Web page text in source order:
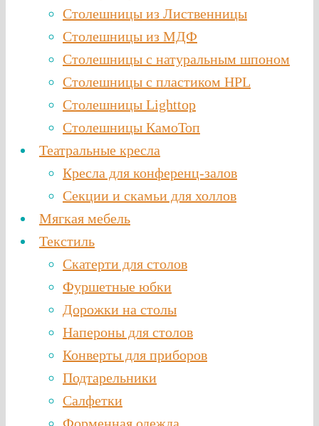
Столешницы из Лиственницы
Столешницы из МДФ
Столешницы с натуральным шпоном
Столешницы c пластиком HPL
Столешницы Lighttop
Столешницы КамоТоп
Театральные кресла
Кресла для конференц-залов
Секции и скамьи для холлов
Мягкая мебель
Текстиль
Скатерти для столов
Фуршетные юбки
Дорожки на столы
Напероны для столов
Конверты для приборов
Подтарельники
Салфетки